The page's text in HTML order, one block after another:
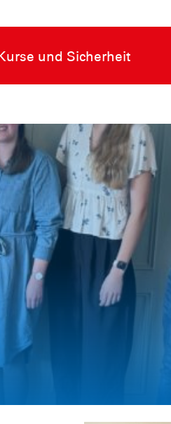
und Sicherheit